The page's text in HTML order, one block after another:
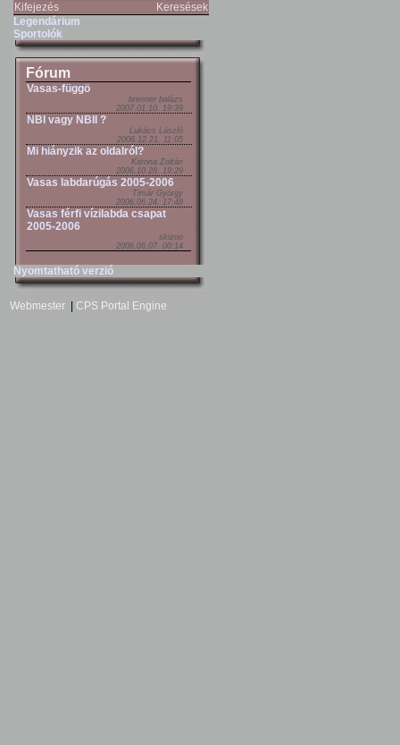
Kifejezés
Keresések
Legendárium
Sportolók
Fórum
Vasas-függö
brenner balázs
2007.01.10. 19:39
NBI vagy NBII ?
Lukács László
2006.12.21. 11:05
Mi hiányzik az oldalról?
Katona Zoltán
2006.10.28. 19:29
Vasas labdarúgás 2005-2006
Timár György
2006.06.24. 17:48
Vasas férfi vízilabda csapat
2005-2006
skizoo
2006.06.07. 00:14
Nyomtatható verzió
Webmester CPS Portal Engine